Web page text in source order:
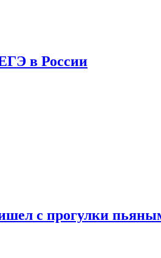
в России
с прогулки